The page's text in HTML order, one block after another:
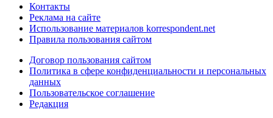
Контакты
Реклама на сайте
Использование материалов korrespondent.net
Правила пользования сайтом
Договор пользования сайтом
Политика в сфере конфиденциальности и персональных
данных
Пользовательское соглашение
Редакция